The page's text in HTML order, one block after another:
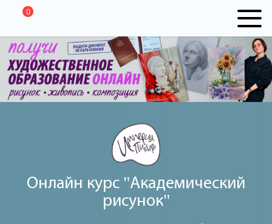
0
Онлайн курс "Академический
рисунок"